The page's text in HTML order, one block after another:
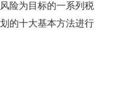
险为目标的一系列税
的十大基本方法进行